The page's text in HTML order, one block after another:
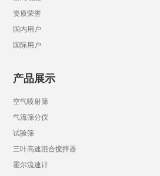
资质荣誉
国内用户
国际用户
产品展示
空气喷射筛
气流筛分仪
试验筛
三叶高速混合搅拌器
霍尔流速计